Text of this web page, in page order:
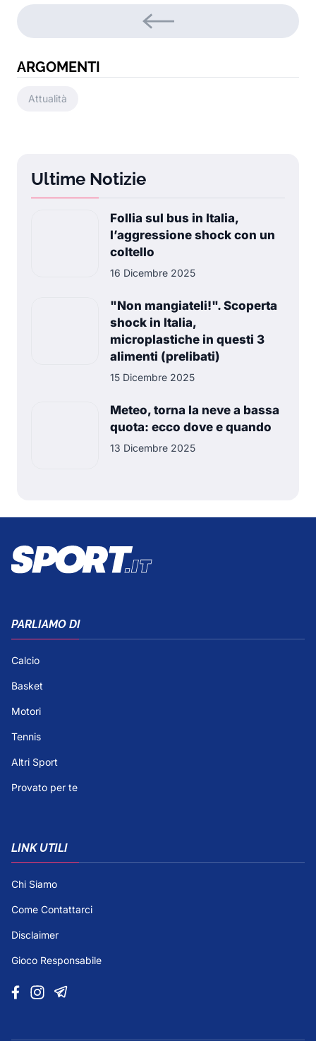
ARGOMENTI
Attualità
Ultime Notizie
Follia sul bus in Italia,
l’aggressione shock con un
coltello
16 Dicembre 2025
"Non mangiateli!". Scoperta
shock in Italia,
microplastiche in questi 3
alimenti (prelibati)
15 Dicembre 2025
Meteo, torna la neve a bassa
quota: ecco dove e quando
13 Dicembre 2025
PARLIAMO DI
Calcio
Basket
Motori
Tennis
Altri Sport
Provato per te
LINK UTILI
Chi Siamo
Come Contattarci
Disclaimer
Gioco Responsabile